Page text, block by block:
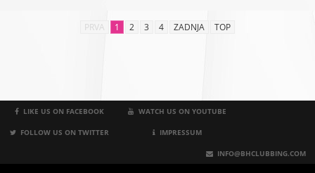
PRVA 1 2 3 4 ZADNJA TOP
LIKE US ON FACEBOOK WATCH US ON YOUTUBE
FOLLOW US ON TWITTER IMPRESSUM
INFO@BHCLUBBING.COM